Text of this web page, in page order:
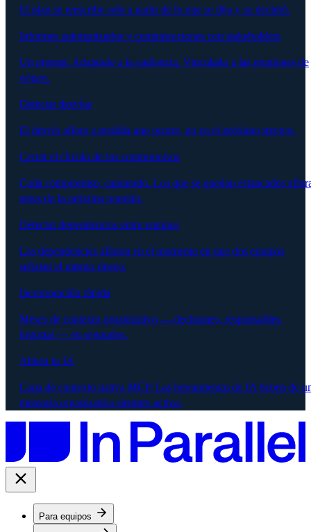
El plan se reescribe solo a partir de lo que se dijo y se decidió.
Informes automatizados y comunicaciones con stakeholders
Un prompt. Adaptado a la audiencia. Vinculado a las reuniones de
origen.
Detectar desvíos
El desvío aflora a medida que ocurre, no en el próximo steerco.
Cerrar el círculo de los compromisos
Cada compromiso, capturado. Los que se quedan estancados
antes de la próxima reunión.
Detectar dependencias entre equipos
Las dependencias afloran en el momento en que dos equipos
señalan el mismo riesgo.
Incorporación rápida
Meses de contexto organizativo — decisiones, responsables,
historial — en segundos.
Alinea tu IA
Capa de contexto nativa MCP. Las herramientas de IA beben de
memoria organizativa siempre activa.
Para equipos